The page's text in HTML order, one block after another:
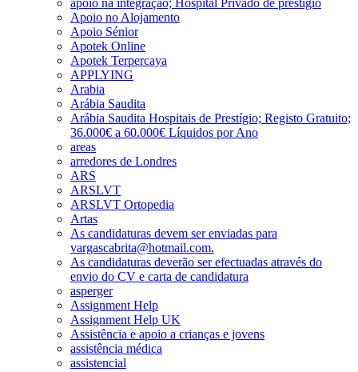
Apoio no Alojamento
Apoio Sénior
Apotek Online
Apotek Terpercaya
APPLYING
Arabia
Arábia Saudita
Arábia Saudita Hospitais de Prestígio; Registo Gratuito;
36.000€ a 60.000€ Líquidos por Ano
areas
arredores de Londres
ARS
ARSLVT
ARSLVT Ortopedia
Artas
As candidaturas devem ser enviadas para
vargascabrita@hotmail.com.
As candidaturas deverão ser efectuadas através do
envio do CV e carta de candidatura
asperger
Assignment Help
Assignment Help UK
Assistência e apoio a crianças e jovens
assistência médica
assistencial